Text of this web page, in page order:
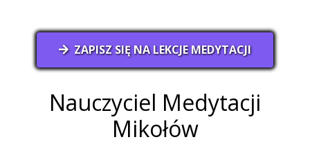
ZAPISZ SIĘ NA LEKCJE MEDYTACJI
Nauczyciel Medytacji
Mikołów